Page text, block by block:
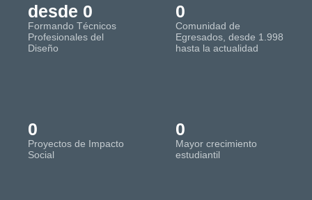
Formando Técnicos
Profesionales del
Diseño
desde 0
Comunidad de
Egresados, desde 1.998
hasta la actualidad
0
Proyectos de Impacto
Social
0
Mayor crecimiento
estudiantil
0